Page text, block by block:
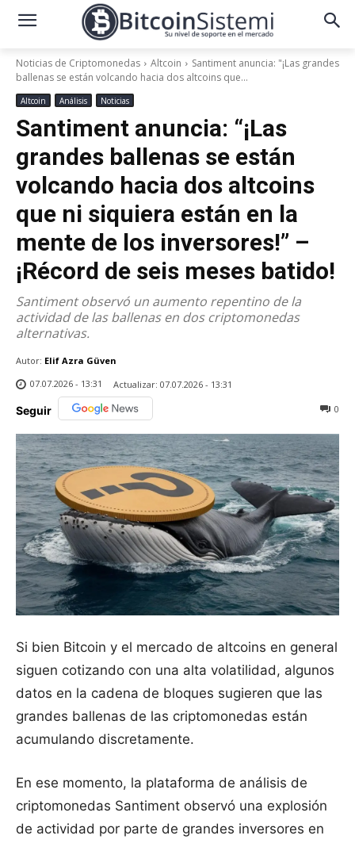
Noticias de Criptomonedas Altcoin
Santiment anuncia: "¡Las grandes
ballenas se están volcando hacia dos altcoins que...
Altcoin Análisis Noticias
Santiment anuncia: “¡Las
grandes ballenas se están
volcando hacia dos altcoins
que ni siquiera están en la
mente de los inversores!” –
¡Récord de seis meses batido!
Santiment observó un aumento repentino de la
actividad de las ballenas en dos criptomonedas
alternativas.
Autor: Elif Azra Güven
07.07.2026 - 13:31
Actualizar: 07.07.2026 - 13:31
Seguir 0
Si bien Bitcoin y el mercado de altcoins en general
siguen cotizando con una alta volatilidad, algunos
datos en la cadena de bloques sugieren que las
grandes ballenas de las criptomonedas están
acumulando discretamente.
En ese momento, la plataforma de análisis de
criptomonedas Santiment observó una explosión
de actividad por parte de grandes inversores en